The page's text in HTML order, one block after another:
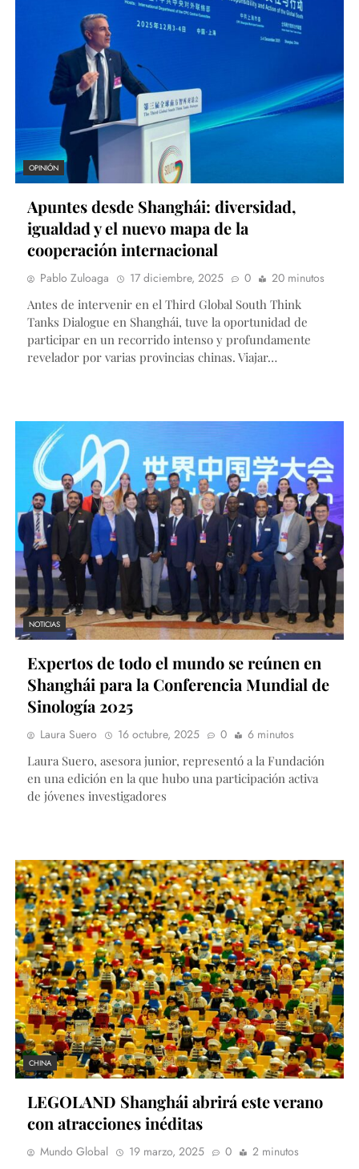
OPINIÓN
Apuntes desde Shanghái: diversidad,
igualdad y el nuevo mapa de la
cooperación internacional
Pablo Zuloaga 17 diciembre, 2025 0
20 minutos
Antes de intervenir en el Third Global South Think
Tanks Dialogue en Shanghái, tuve la oportunidad de
participar en un recorrido intenso y profundamente
revelador por varias provincias chinas. Viajar…
NOTICIAS
Expertos de todo el mundo se reúnen en
Shanghái para la Conferencia Mundial de
Sinología 2025
Laura Suero 16 octubre, 2025 0
6 minutos
Laura Suero, asesora junior, representó a la Fundación
en una edición en la que hubo una participación activa
de jóvenes investigadores
CHINA
LEGOLAND Shanghái abrirá este verano
con atracciones inéditas
Mundo Global 19 marzo, 2025 0
2 minutos